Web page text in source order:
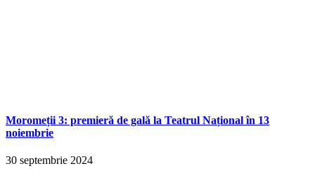
Moromeții 3: premieră de gală la Teatrul Național în 13
noiembrie
30 septembrie 2024